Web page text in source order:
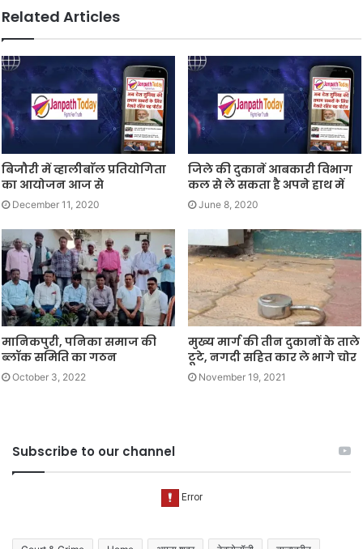
Related Articles
बिजौरी में व्हालीबाॅल प्रतियोगिता
का आयोजन आज से
December 11, 2020
जिले की दुकानें आबकारी विभाग
कल से ले सकता है अपने हाथ में
June 8, 2020
मानिकपुरी, पनिका समाज की
ब्लॉक समिति का गठन
October 3, 2022
मुख्य मार्ग की तीन दुकानों के ताले
टूटे, नगदी सहित कार ले भागे चोर
November 19, 2021
Subscribe to our channel